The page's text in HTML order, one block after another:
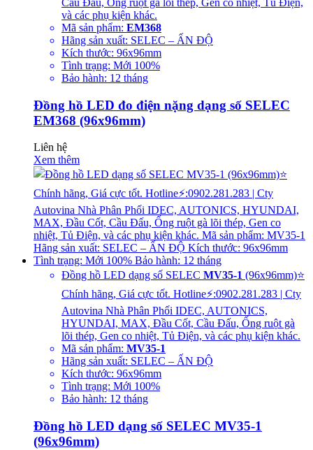
Cầu Đấu, Ống ruột gà lõi thép, Gen co nhiệt, Tủ Điện,
và các phụ kiện khác.
Mã sản phẩm: EM368
Hãng sản xuất: SELEC – ẤN ĐỘ
Kích thước: 96x96mm
Tình trạng: Mới 100%
Bảo hành: 12 tháng
Đồng hồ LED đo điện nặng dạng số SELEC
EM368 (96x96mm)
Liên hệ
Xem thêm
Đồng hồ LED dạng số SELEC MV35-1 (96x96mm)⭐
Chính hãng, Giá cực tốt. Hotline⚡:0902.281.283 | Cty
Autovina Nhà Phân Phối IDEC, AUTONICS,
HYUNDAI, MAX, Đầu Cốt, Cầu Đấu, Ống ruột gà
lõi thép, Gen co nhiệt, Tủ Điện, và các phụ kiện khác.
Mã sản phẩm: MV35-1
Hãng sản xuất: SELEC – ẤN ĐỘ
Kích thước: 96x96mm
Tình trạng: Mới 100%
Bảo hành: 12 tháng
Đồng hồ LED dạng số SELEC MV35-1
(96x96mm)